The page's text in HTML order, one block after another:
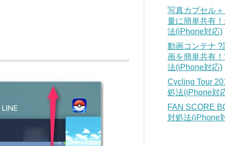
写真カプセル
量に簡単共有
法(iPhone対応)
動画コンテナ ?
画を簡単共有
法(iPhone対応)
Cycling Tour
処法(iPhone対
FAN SCORE
対処法(iPhone